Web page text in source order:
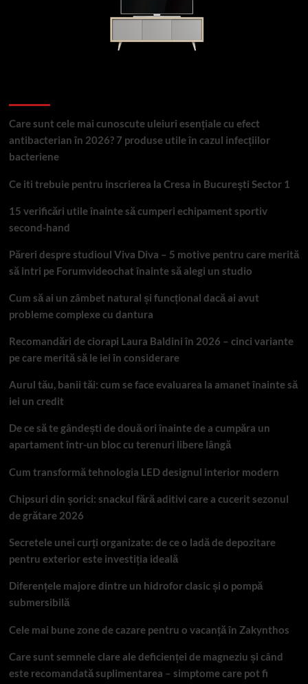
Care sunt cele mai cunoscute uleiuri esențiale cu efect
antibacterian în 2026? 7 produse utile în cazul infecțiilor
bacteriene
Ce iti trebuie pentru inscrierea la Cresa in București Sector 1
15 verificări utile înainte să cumperi echipament sportiv
second-hand
Păreri despre studioul Viva Diva – 5 motive pentru care merită
să intri pe Forumvideochat înainte să alegi un studio
Cum să ai un zâmbet natural și funcțional dacă ai avut
probleme complexe cu dantura
Recomandări de ciorapi Laura Baldini în 2026 – cinci variante
pe care merită să le iei în considerare
Aurul tău, banii tăi: cum se face evaluarea la amanet înainte să
iei un credit
De ce să te gândești de două ori înainte de a cumpăra un
apartament într-un bloc cu terenuri libere lângă
Cum transformă tehnologia LED designul interior modern
Chipsuri din șorici: snackul fără aditivi care a cucerit sezonul
de grătare 2026
Secretele unei curți organizate: de ce o ladă de depozitare
pentru exterior este investiția ideală
Diferențele majore dintre un hidrofor clasic și o pompă
submersibilă
Cele mai bune zone de cazare pentru o vacanță în Zakynthos
Care sunt semnele clare ale deficienței de magneziu și când
este recomandată suplimentarea – simptome care pot fi